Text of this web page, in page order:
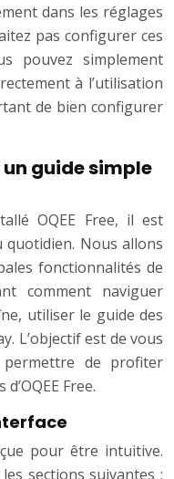
dans les réglages
pas configurer ces
pouvez simplement
à l’utilisation
de bien configurer
guide simple
OQEE Free, il est
quotidien. Nous allons
fonctionnalités de
comment naviguer
utiliser le guide des
L’objectif est de vous
de profiter
Free.
pour être intuitive.
sections suivantes :